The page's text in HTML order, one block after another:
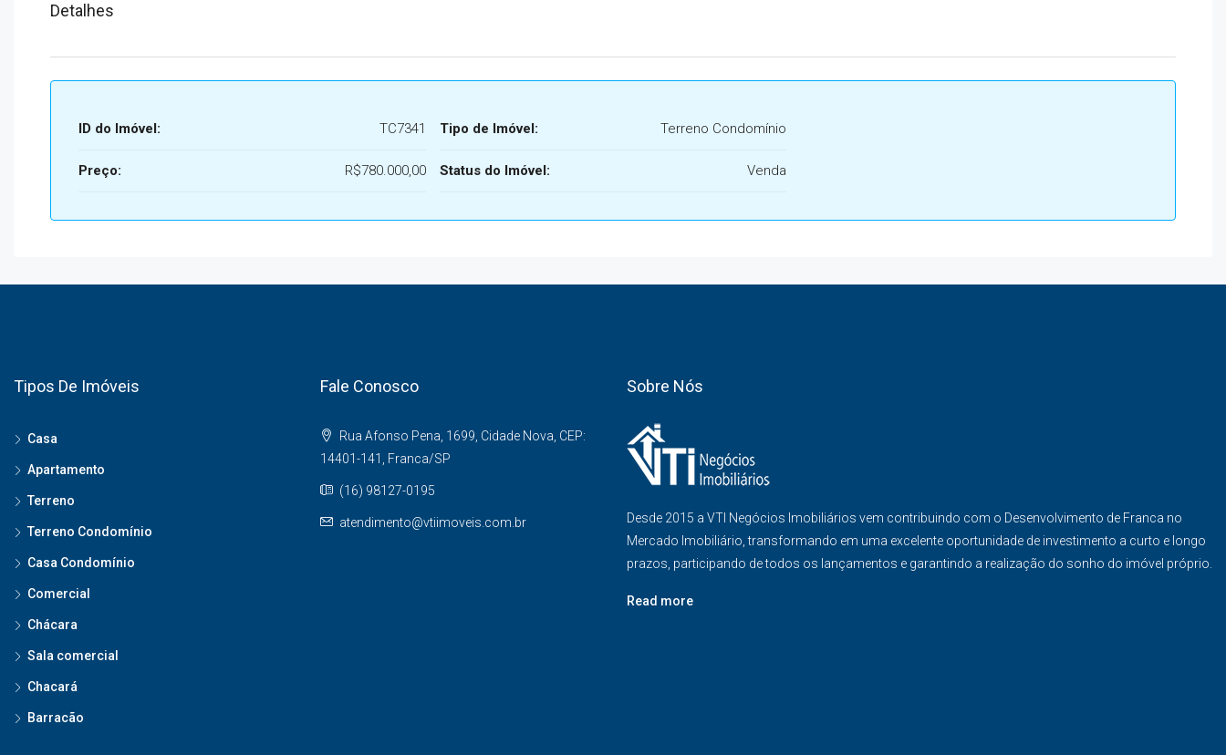
Detalhes
ID do Imóvel: TC7341
Preço: R$780.000,00
Tipo de Imóvel: Terreno Condomínio
Status do Imóvel: Venda
Tipos De Imóveis
Casa
Apartamento
Terreno
Terreno Condomínio
Casa Condomínio
Comercial
Chácara
Sala comercial
Chacará
Barracão
Fale Conosco
Rua Afonso Pena, 1699, Cidade Nova, CEP:
14401-141, Franca/SP
(16) 98127-0195
atendimento@vtiimoveis.com.br
Sobre Nós
Desde 2015 a VTI Negócios Imobiliários vem contribuindo com o Desenvolvimento de Franca no
Mercado Imobiliário, transformando em uma excelente oportunidade de investimento a curto e longo
prazos, participando de todos os lançamentos e garantindo a realização do sonho do imóvel próprio.
Read more